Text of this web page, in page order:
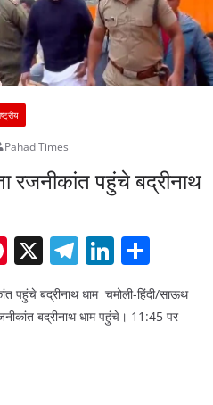
Pahad Times
रजनीकांत पहुंचे बद्रीनाथ
Pi
nt
er
X T
e
Li
n
k
S
h
ar
पहुंचे बद्रीनाथ धाम चमोली-हिंदी/साऊथ
बद्रीनाथ धाम पहुंचे। 11:45 पर